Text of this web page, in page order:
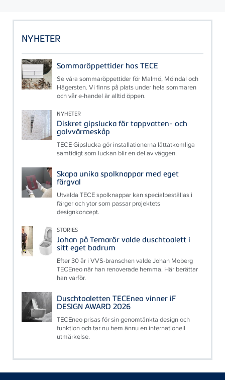
NYHETER
Sommaröppettider hos TECE
Se våra sommaröppettider för Malmö, Mölndal och
Hägersten. Vi finns på plats under hela sommaren
och vår e-handel är alltid öppen.
NYHETER
Diskret gipslucka för tappvatten- och
golvvärmeskåp
TECE Gipslucka gör installationerna lättåtkomliga
samtidigt som luckan blir en del av väggen.
Skapa unika spolknappar med eget
färgval
Utvalda TECE spolknappar kan specialbeställas i
färger och ytor som passar projektets
designkoncept.
STORIES
Johan på Temarör valde duschtoalett i
sitt eget badrum
Efter 30 år i VVS-branschen valde Johan Moberg
TECEneo när han renoverade hemma. Här berättar
han varför.
Duschtoaletten TECEneo vinner iF
DESIGN AWARD 2026
TECEneo prisas för sin genomtänkta design och
funktion och tar nu hem ännu en internationell
utmärkelse.